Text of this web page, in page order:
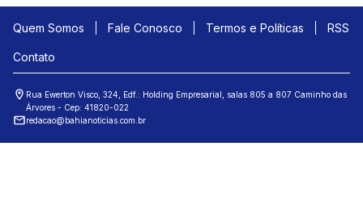
Quem Somos Fale Conosco Termos e Políticas RSS
Contato
Rua Ewerton Visco, 324, Edf.: Holding Empresarial, salas 805 a 807 Caminho das
Árvores - Cep: 41820-022
redacao@bahianoticias.com.br